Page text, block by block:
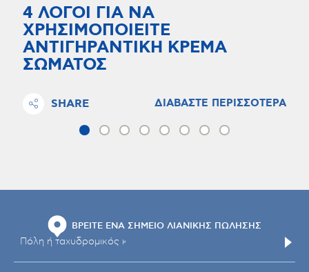
4 ΛΟΓΟΙ ΓΙΑ ΝΑ
ΧΡΗΣΙΜΟΠΟΙΕΙΤΕ
ΑΝΤΙΓΗΡΑΝΤΙΚΗ ΚΡΕΜΑ
ΣΩΜΑΤΟΣ
SHARE ΔΙΑΒΑΣΤΕ ΠΕΡΙΣΣΟΤΕΡΑ
ΒΡΕΙΤΕ ΕΝΑ ΣΗΜΕΙΟ ΛΙΑΝΙΚΗΣ ΠΩΛΗΣΗΣ